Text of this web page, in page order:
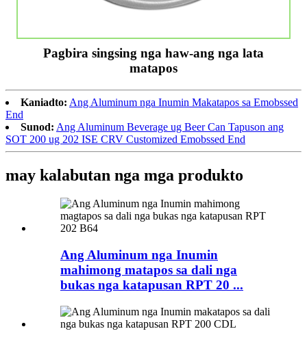
Pagbira singsing nga haw-ang nga lata
matapos
Kaniadto: Ang Aluminum nga Inumin Makatapos sa Emobssed
End
Sunod: Ang Aluminum Beverage ug Beer Can Tapuson ang
SOT 200 ug 202 ISE CRV Customized Emobssed End
may kalabutan nga mga produkto
Ang Aluminum nga Inumin
mahimong matapos sa dali nga
bukas nga katapusan RPT 20 ...